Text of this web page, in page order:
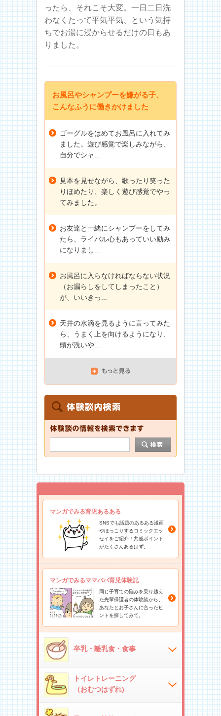
ったら、それこそ大変。一日二日洗
わなくたって平気平気、という気持
ちでお湯に浸からせるだけの日もあ
りました。
お風呂やシャンプーを嫌がる子、
こんなふうに働きかけました
ゴーグルをはめてお風呂に入れてみ
ました。遊び感覚で楽しみながら、
自分でシャ...
見本を見せながら、歌ったり笑った
りほめたり、楽しく遊び感覚でやっ
てみました。
お友達と一緒にシャンプーをしてみ
たら、ライバル心もあっていい励み
になりまし...
お風呂に入らなければならない状況
（お漏らしをしてしまったこと）
が、いいきっ...
天井の水滴を見るように言ってみた
ら、うまく上を向けるようになり、
頭が洗いや...
マンガでみる育児あるある
SNSでも話題のあるある漫画
やほっこりするコミックエッ
セイをご紹介！共感ポイント
がたくさんあるはず。
マンガでみるママパパ育児体験記
同じ子育ての悩みを乗り越え
た先輩保護者の体験談から、
あなたとお子さんに合ったヒ
ントを探してみて。
卒乳・離乳食・食事
トイレトレーニング
（おむつはずれ)